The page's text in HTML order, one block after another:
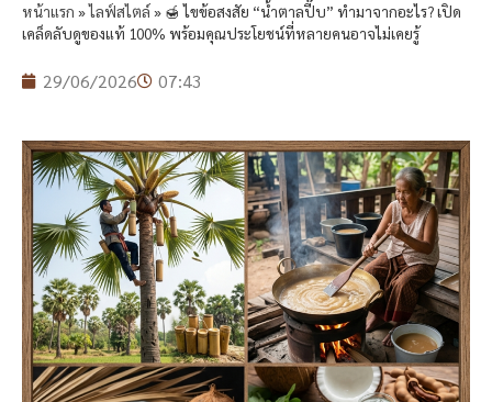
หน้าแรก »ไลฟ์สไตล์» 🍯 ไขข้อสงสัย “น้ำตาลปี๊บ” ทำมาจากอะไร? เปิด
เคล็ดลับดูของแท้ 100% พร้อมคุณประโยชน์ที่หลายคนอาจไม่เคยรู้
29/06/2026 07:43